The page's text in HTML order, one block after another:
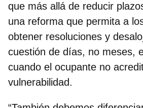
que más allá de reducir
unareforma que permita a
obtener resoluciones y
cuestión de días, no meses,
cuando el ocupante no
vulnerabilidad.